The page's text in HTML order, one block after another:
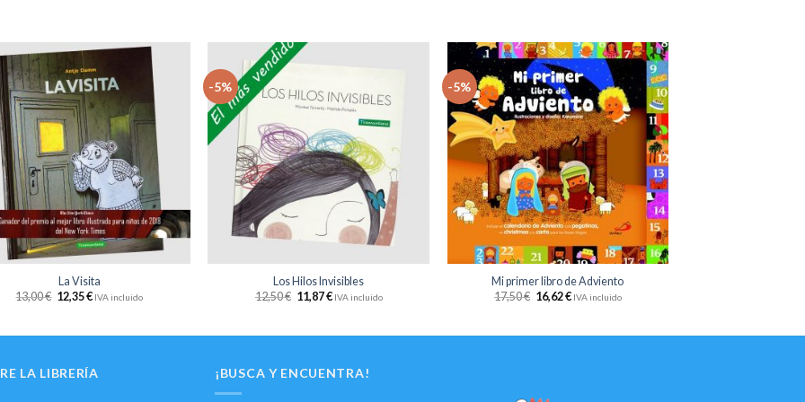
Añadir
lista
deseos
La Visita
13,00€ 12,35€ IVA incluido
-5%
deseos
Los Hilos Invisibles
12,50€ 11,87€ IVA incluido
-5%
Añadir
a la
lista
deseos
+
Mi primer libro de Adviento
17,50€ 16,62€ IVA incluido
LA LIBRERÍA ¡BUSCA Y ENCUENTRA!